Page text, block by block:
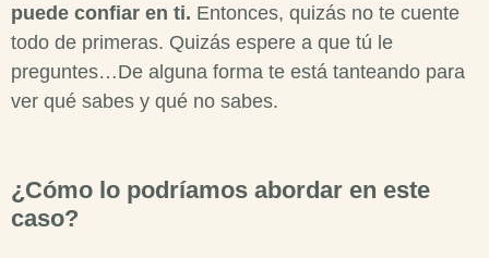
puede confiar en ti. Entonces, quizás no te cuente
todo de primeras. Quizás espere a que tú le
preguntes…De alguna forma te está tanteando para
ver qué sabes y qué no sabes.
¿Cómo lo podríamos abordar en este
caso?